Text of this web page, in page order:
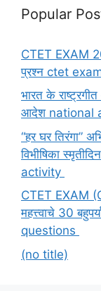
Popular
CTET EXAM
प्रश्न ctet
भारत के
आदेश national
“हर घर तिरंगा”
विभीषिका
activity
CTET EXAM
महत्त्वाचे 30
questions
(no title)